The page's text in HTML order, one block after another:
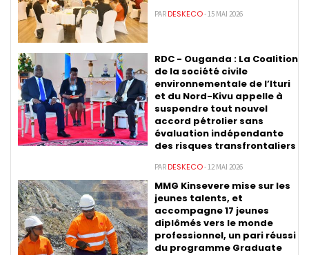
PAR DESKECO- 15 MAI 2026
RDC - Ouganda : La Coalition
de la société civile
environnementale de l’Ituri
et du Nord-Kivu appelle à
suspendre tout nouvel
accord pétrolier sans
évaluation indépendante
des risques transfrontaliers
PAR DESKECO- 12 MAI 2026
MMG Kinsevere mise sur les
jeunes talents, et
accompagne 17 jeunes
diplômés vers le monde
professionnel, un pari réussi
du programme Graduate